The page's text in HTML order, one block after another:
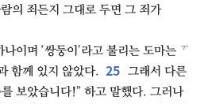
의 죄든지 그대로 두면 그 죄가
나이며 ‘쌍둥이’라고 불리는 도마는 ㅜ
함께 있지 않았다. 25 그래서 다른
보았습니다!” 하고 말했다. 그러나